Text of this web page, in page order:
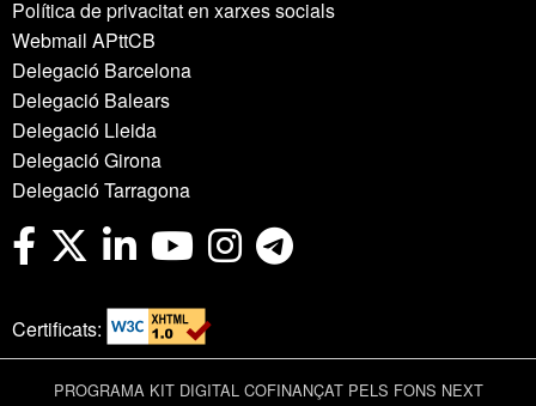
Política de privacitat en xarxes socials
Webmail APttCB
Delegació Barcelona
Delegació Balears
Delegació Lleida
Delegació Girona
Delegació Tarragona
Certificats:
PROGRAMA KIT DIGITAL COFINANÇAT PELS FONS NEXT